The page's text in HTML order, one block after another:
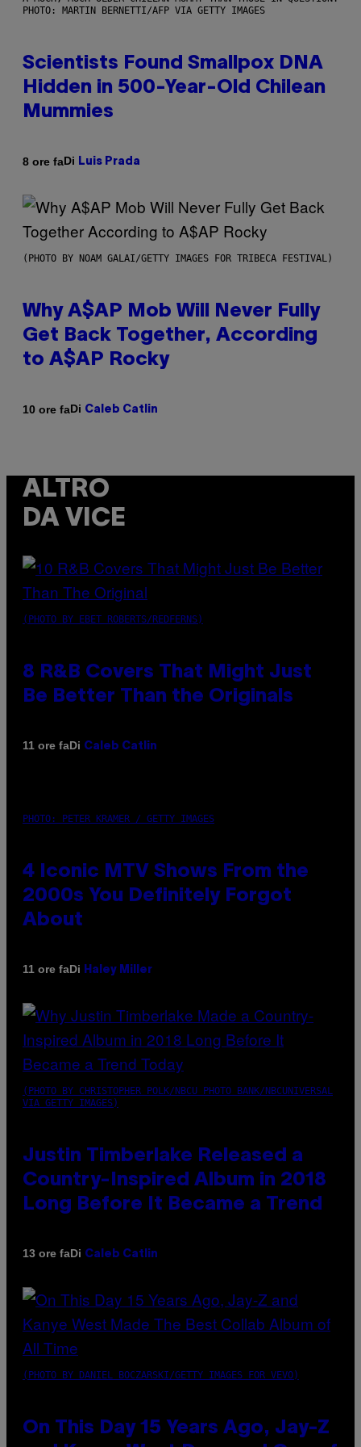
PHOTO: MARTIN BERNETTI/AFP VIA GETTY IMAGES
Scientists Found Smallpox DNA
Hidden in 500-Year-Old Chilean
Mummies
8 ore faDi Luis Prada
(PHOTO BY NOAM GALAI/GETTY IMAGES FOR TRIBECA FESTIVAL)
Why A$AP Mob Will Never Fully
Get Back Together, According
to A$AP Rocky
10 ore faDi Caleb Catlin
ALTRO
DA VICE
(PHOTO BY EBET ROBERTS/REDFERNS)
8 R&B Covers That Might Just
Be Better Than the Originals
11 ore faDi Caleb Catlin
PHOTO: PETER KRAMER / GETTY IMAGES
4 Iconic MTV Shows From the
2000s You Definitely Forgot
About
11 ore faDi Haley Miller
(PHOTO BY CHRISTOPHER POLK/NBCU PHOTO BANK/NBCUNIVERSAL
VIA GETTY IMAGES)
Justin Timberlake Released a
Country-Inspired Album in 2018
Long Before It Became a Trend
13 ore faDi Caleb Catlin
(PHOTO BY DANIEL BOCZARSKI/GETTY IMAGES FOR VEVO)
On This Day 15 Years Ago, Jay-Z